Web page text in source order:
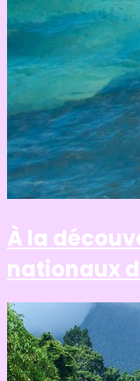
À la
nationaux